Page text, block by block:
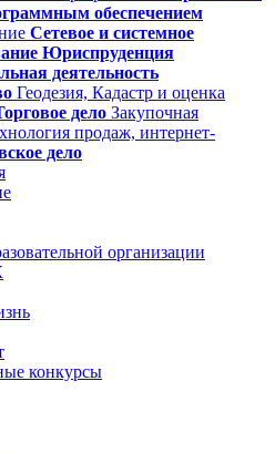
обеспечением
Сетевое и системное
Юриспруденция
деятельность
Геодезия, Кадастр и оценка
дело Закупочная
продаж, интернет-
дело
организации
конкурсы